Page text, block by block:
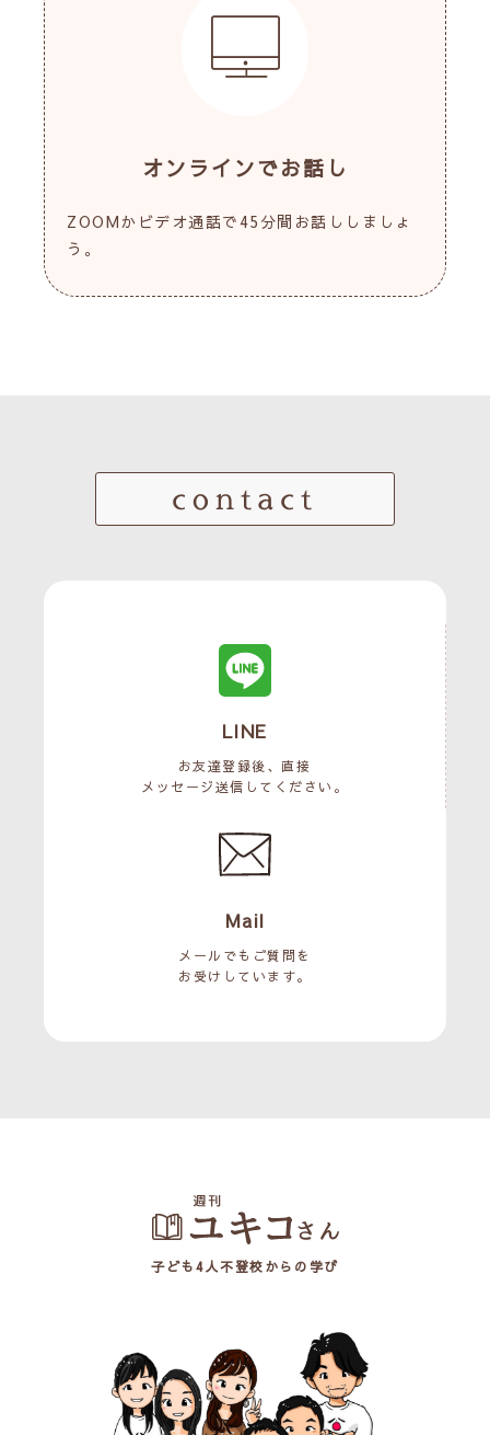
オンラインでお話し
ZOOMかビデオ通話で45分間お話ししましょ
う。
contact
LINE
お友達登録後、直接
メッセージ送信してください。
Mail
メールでもご質問を
お受けしています。
子ども4人不登校からの学び